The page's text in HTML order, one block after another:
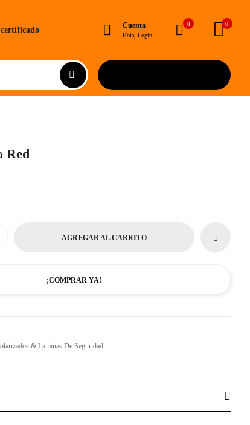
Cuenta
Hola, Login
0 0
Red
AGREGAR AL CARRITO
¡COMPRAR YA!
& Laminas De Seguridad